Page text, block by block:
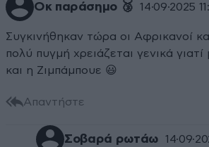
Οκ παράσημο 🥉 14·09·2025
Συγκινήθηκαν τώρα οι Αφρικανοί
πολύ πυγμή χρειάζεται γενικά
και η Ζιμπάμπουε 😃
Απαντήστε
Σοβαρά ρωτάω